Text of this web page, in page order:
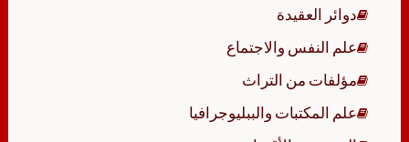
دوائر العقيدة
علم النفس والاجتماع
مؤلفات من التراث
علم المكتبات والببليوجرافيا